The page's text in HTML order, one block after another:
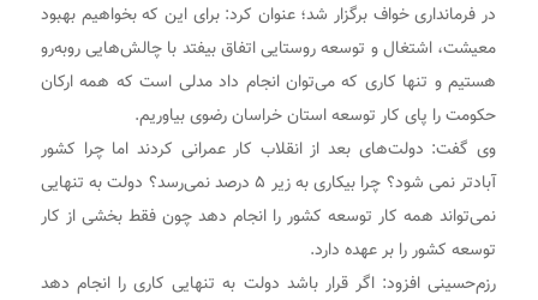
در فرمانداری خواف برگزار شد؛ عنوان کرد: برای این که بخواهیم بهبود
معیشت، اشتغال و توسعه روستایی اتفاق بیفتد با چالش‌هایی روبه‌رو
هستیم و تنها کاری که می‌توان انجام داد مدلی است که همه ارکان
حکومت را پای کار توسعه استان خراسان رضوی بیاوریم.
وی گفت: دولت‌های بعد از انقلاب کار عمرانی کردند اما چرا کشور
آبادتر نمی شود؟ چرا بیکاری به زیر ۵ درصد نمی‌رسد؟ دولت به تنهایی
نمی‌تواند همه کار توسعه کشور را انجام دهد چون فقط بخشی از کار
توسعه کشور را بر عهده دارد.
رزم‌حسینی افزود: اگر قرار باشد دولت به تنهایی کاری را انجام دهد